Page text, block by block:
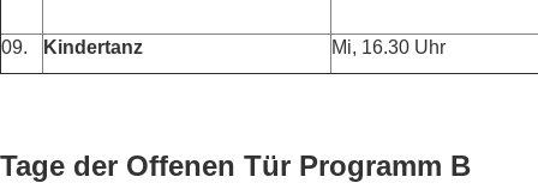
09. Kindertanz Mi, 16.30 Uhr
Tage der Offenen Tür Programm B